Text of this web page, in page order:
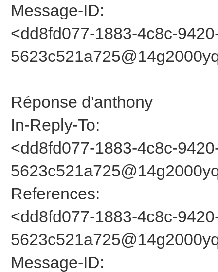
Message-ID:
<dd8fd077-1883-4c8c-
Réponse d'anthony
In-Reply-To:
<dd8fd077-1883-4c8c-
References:
<dd8fd077-1883-4c8c-
Message-ID: